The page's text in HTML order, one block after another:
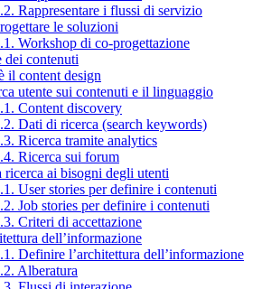
Rappresentare i flussi di servizio
le soluzioni
Workshop di co-progettazione
dei contenuti
il content design
utente sui contenuti e il linguaggio
Content discovery
Dati di ricerca (search keywords)
Ricerca tramite analytics
Ricerca sui forum
ricerca ai bisogni degli utenti
User stories per definire i contenuti
Job stories per definire i contenuti
Criteri di accettazione
dell’informazione
Definire l’architettura dell’informazione
Alberatura